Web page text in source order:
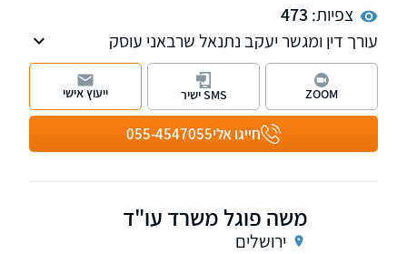
צפיות: 473
עורך דין ומגשר יעקב נתנאל שרבאני עוסק
בתחומים: דיני משפחה, מקרקעין, בנקאות, חדלות
פירעון והוצאה לפועל.
חייגו אלי055-4547055
ZOOM SMS ישיר ייעוץ אישי
משה פוגל משרד עו"ד
ירושלים